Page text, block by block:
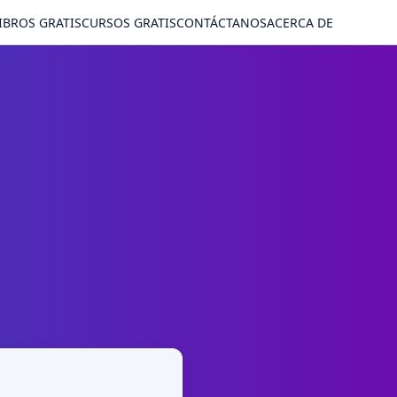
GRATISCURSOS GRATISCONTÁCTANOSACERCA DE